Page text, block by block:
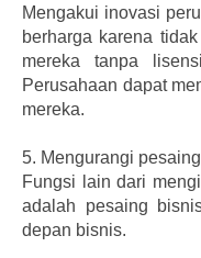
Mengakui inovasi
berharga karena
mereka tanpa
Perusahaan dapat
mereka.
5. Mengurangi pesaing
Fungsi lain dari
adalah pesaing
depan bisnis.